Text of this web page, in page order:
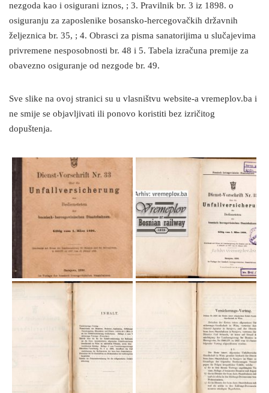
nezgoda kao i osigurani iznos, ; 3. Pravilnik br. 3 iz 1898. o
osiguranju za zaposlenike bosansko-hercegovačkih državnih
željeznica br. 35, ; 4. Obrasci za pisma sanatorijima u slučajevima
privremene nesposobnosti br. 48 i 5. Tabela izračuna premije za
obavezno osiguranje od nezgode br. 49.
Sve slike na ovoj stranici su u vlasništvu website-a vremeplov.ba i
ne smije se objavljivati ili ponovo koristiti bez izričitog
dopuštenja.